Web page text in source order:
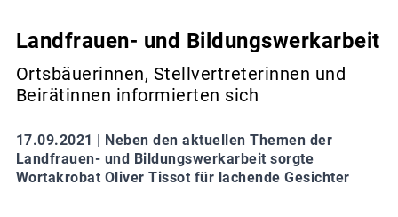
Landfrauen- und Bildungswerkarbeit
Ortsbäuerinnen, Stellvertreterinnen und
Beirätinnen informierten sich
17.09.2021 | Neben den aktuellen Themen der
Landfrauen- und Bildungswerkarbeit sorgte
Wortakrobat Oliver Tissot für lachende Gesichter